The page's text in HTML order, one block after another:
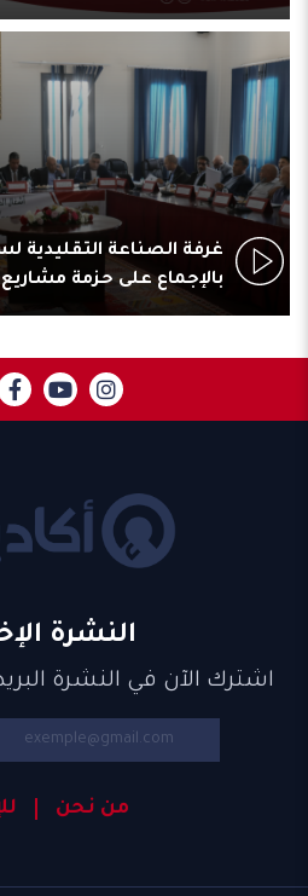
غرفة الصناعة
بالإجماع على حزمة
النشرة
اشترك الآن في النشرة
من نحن